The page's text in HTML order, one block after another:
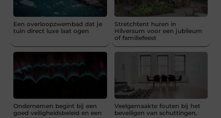
Een overloopzwembad dat je
tuin direct luxe laat ogen
Stretchtent huren in
Hilversum voor een jubileum
of familiefeest
Ondernemen begint bij een
goed veiligheidsbeleid en een
Veelgemaakte fouten bij het
beveiligen van schuttingen,